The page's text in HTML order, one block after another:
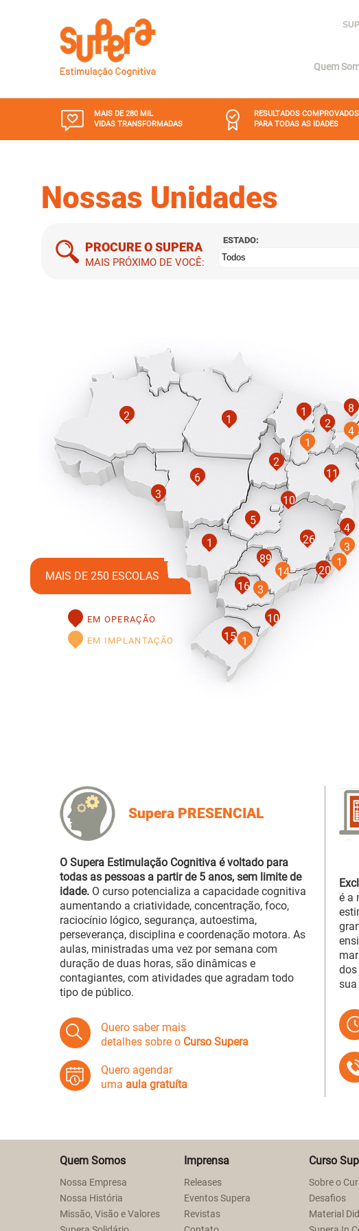
Quem
MAIS DE 280 MIL
VIDAS TRANSFORMADAS
RESULTADOS COMPROVADOS
PARA TODAS AS IDADES
Nossas Unidades
PROCURE O SUPERA
MAIS PRÓXIMO DE VOCÊ:
ESTADO:
2
11
8
4
10
4
3
5
1
1
6
26
1
16 3
2
1
20
1
15 1
3
10
89
14
2
MAIS DE 250 ESCOLAS
EM OPERAÇÃO
EM IMPLANTAÇÃO
Supera PRESENCIAL
O Supera Estimulação Cognitiva é voltado para
todas as pessoas a partir de 5 anos, sem limite de
idade. O curso potencializa a capacidade cognitiva
aumentando a criatividade, concentração, foco,
raciocínio lógico, segurança, autoestima,
perseverança, disciplina e coordenação motora. As
aulas, ministradas uma vez por semana com
duração de duas horas, são dinâmicas e
contagiantes, com atividades que agradam todo
tipo de público.
Quero saber mais
detalhes sobre o Curso Supera
Quero agendar
uma aula gratuíta
é a
dos
sua
Quem Somos
Nossa Empresa
Nossa História
Missão, Visão e Valores
Imprensa
Releases
Eventos Supera
Revistas
Curso
Sobre o
Desafios
Material